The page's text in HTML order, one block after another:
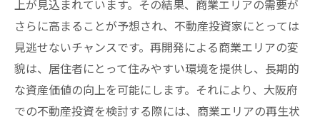
上が見込まれています。その結果、商業エリアの需要が
さらに高まることが予想され、不動産投資家にとっては
見逃せないチャンスです。再開発による商業エリアの変
貌は、居住者にとって住みやすい環境を提供し、長期的
な資産価値の向上を可能にします。それにより、大阪府
での不動産投資を検討する際には、商業エリアの再生状